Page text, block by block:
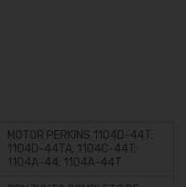
MOTOR PERKINS 1104D-44T;
1104D-44TA; 1104C-44T;
1104A-44; 1104A-44T